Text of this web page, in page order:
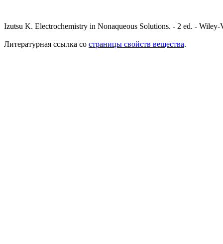
Izutsu K. Electrochemistry in Nonaqueous Solutions. - 2 ed. -
Литературная ссылка со страницы свойств вещества.